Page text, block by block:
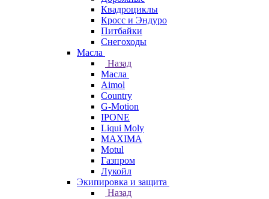
Квадроциклы
Кросс и Эндуро
Питбайки
Снегоходы
Масла
Назад
Масла
Aimol
Country
G-Motion
IPONE
Liqui Moly
MAXIMA
Motul
Газпром
Лукойл
Экипировка и защита
Назад